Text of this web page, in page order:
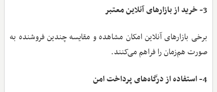
3- خرید از بازارهای آنلاین معتبر
برخی بازارهای آنلاین امکان مشاهده و مقایسه چندین فروشنده به
‌صورت هم‌زمان را فراهم می‌کنند.
4- استفاده از درگاه‌های پرداخت امن